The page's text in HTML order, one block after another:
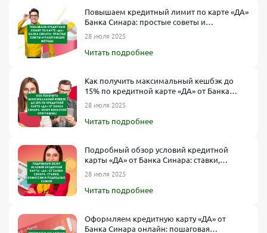
Повышаем кредитный лимит по карте «ДА»
Банка Синара: простые советы и
работающие методы
28 июля 2025
Читать подробнее
Как получить максимальный кешбэк до
15% по кредитной карте «ДА» от Банка
Синара: обзор бонусной программы
28 июля 2025
Читать подробнее
Подробный обзор условий кредитной
карты «ДА» от Банка Синара: ставки,
комиссии и подводные камни
28 июля 2025
Читать подробнее
Оформляем кредитную карту «ДА» от
Банка Синара онлайн: пошаговая